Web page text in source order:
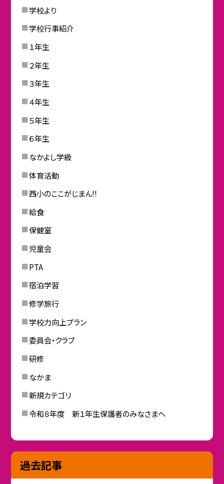
学校より
学校行事紹介
１年生
２年生
３年生
４年生
５年生
６年生
なかよし学級
体育活動
西小のここがじまん!!
給食
保健室
児童会
PTA
宿泊学習
修学旅行
学校力向上プラン
委員会・クラブ
研修
なかま
新規カテゴリ
令和８年度 新１年生保護者のみなさまへ
過去記事